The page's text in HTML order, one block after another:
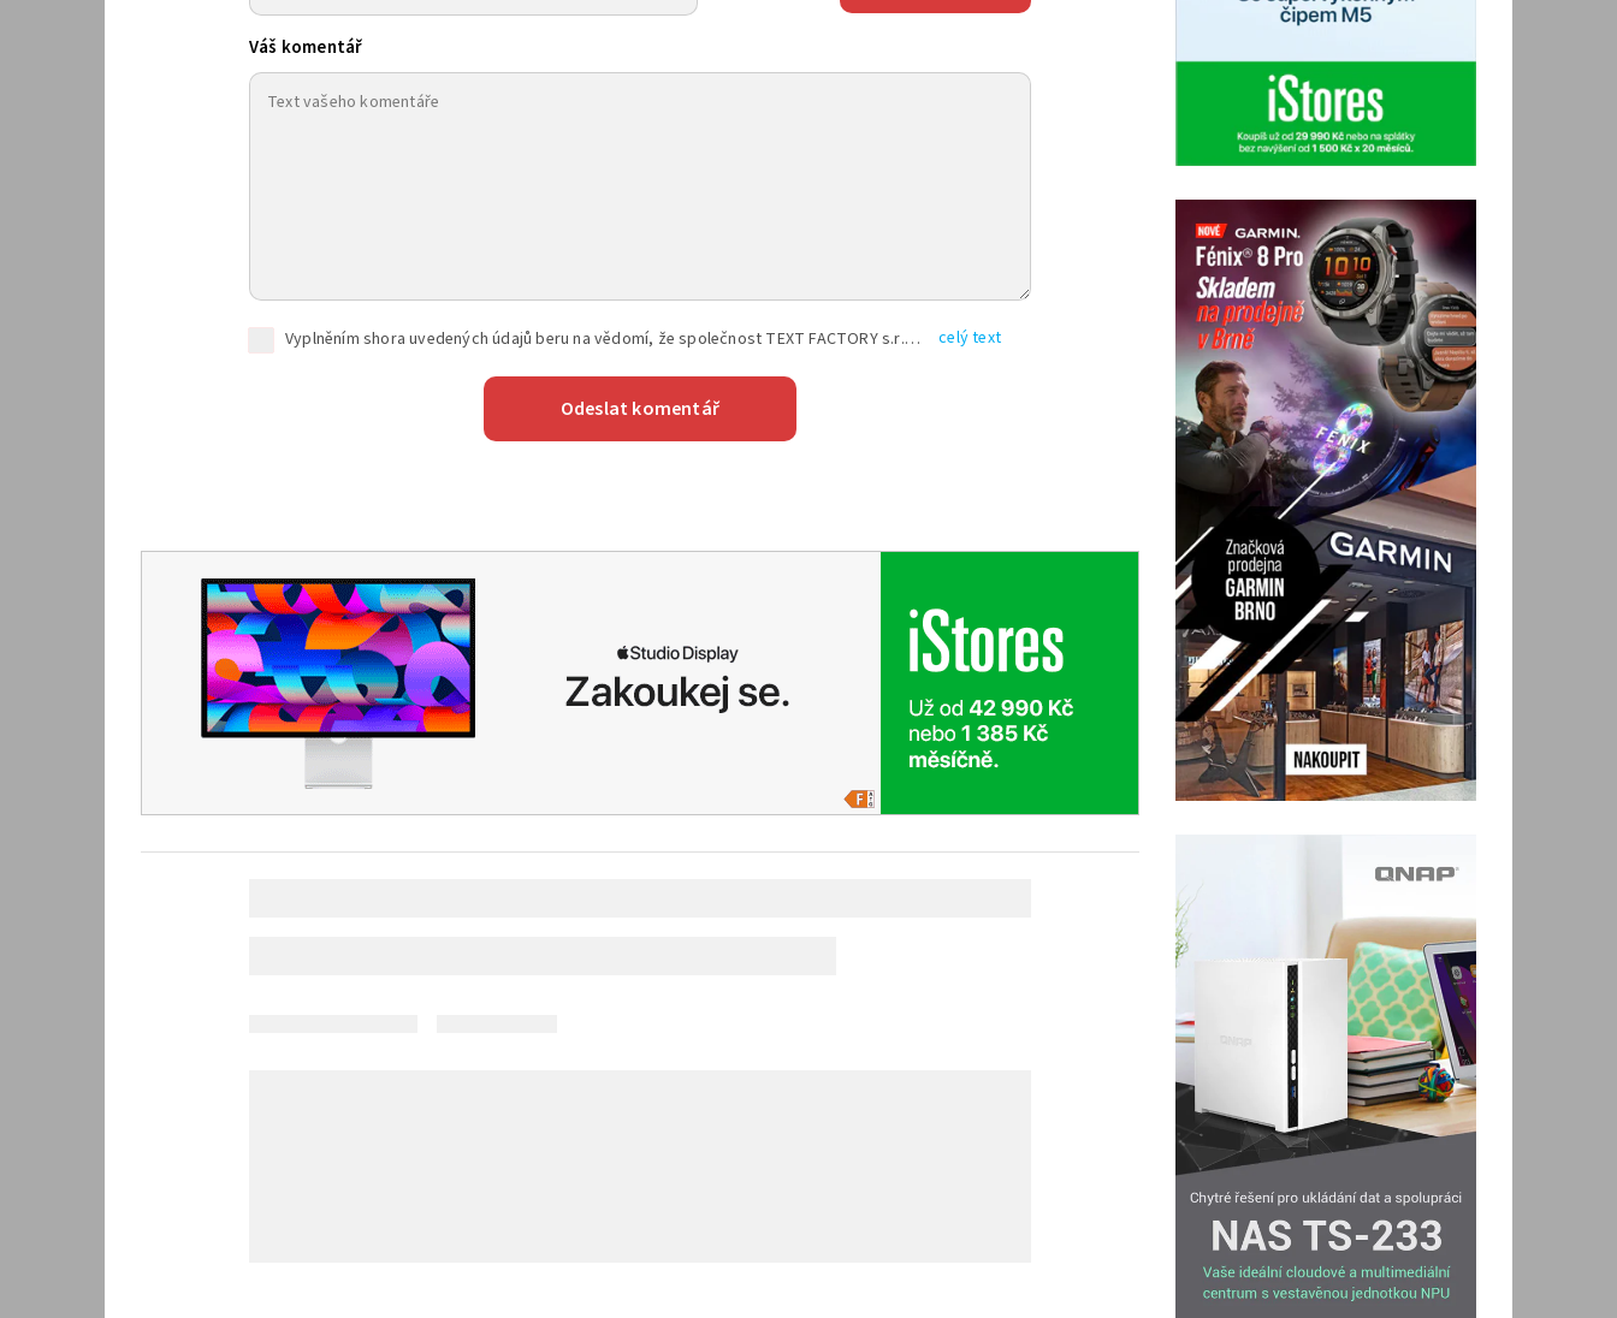
Váš komentář
Vyplněním shora uvedených údajů beru na vědomí, že společnost TEXT FACTORY s.r.o., sídlem Brno, Durďákova 336/29, Černá Pole, PSČ: 613 00, IČ: 06157831, zapsané u Krajského soudu v Brně, oddíl C, vložka 100399, bude zpracovávat mé osobní údaje uvedené v rámci mnou vyplněného registračního formuláře na základě oprávněných zájmů TEXT FACTORY s.r.o. dle čl. 6 odst. 1 písm. f) GDPR a pro splnění právních povinností (čl. 6 odst. 1 písm. c) GDPR), a to pro tyto účely: nezbytnost zajistit oprávnění návštěvníka webových stránek provozovaných společností TEXT FACTORY s.r.o. přispívat aktivně ke zveřejněným článkům nebo v rámci diskusních fór a výkon práv TEXT FACTORY s.r.o. jako administrátora těchto diskusních fór. Více informací o zpracování osobních údajů a právech lze nalézt v celý text